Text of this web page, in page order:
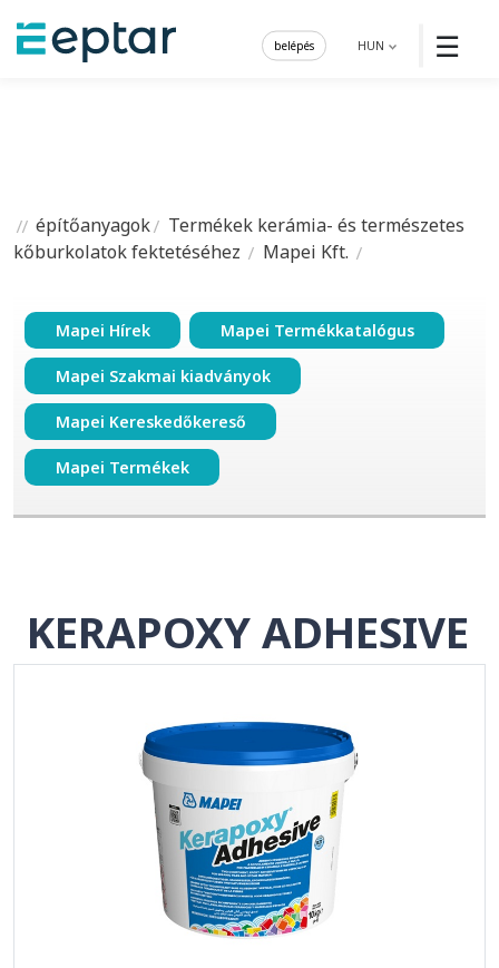
☰
HUN
belépés
építőanyagok
Termékek kerámia- és természetes
kőburkolatok fektetéséhez
Mapei Kft.
Mapei Hírek Mapei Termékkatalógus
Mapei Szakmai kiadványok
Mapei Kereskedőkereső
Mapei Termékek
KERAPOXY ADHESIVE